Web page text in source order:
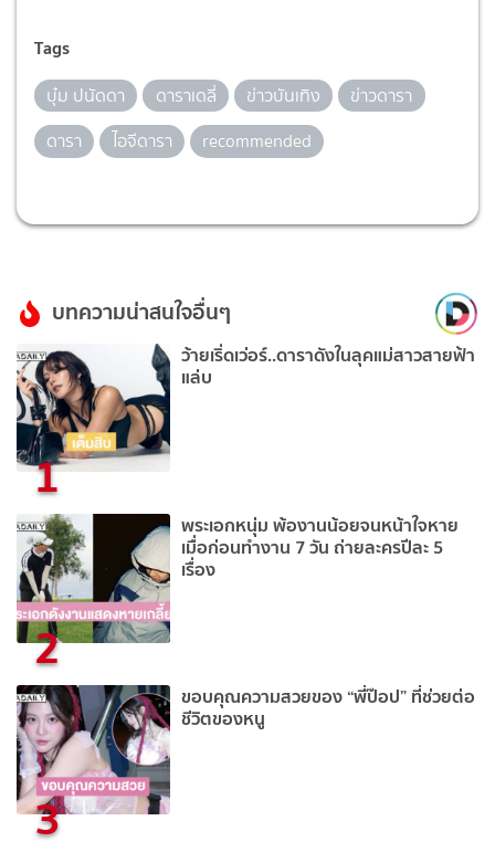
Tags
บุ๋ม ปนัดดา ดาราเดลี่ ข่าวบันเทิง
ข่าวดารา
ดารา
ไอจีดารา recommended
บทความน่าสนใจอื่นๆ
1
ว้ายเริ่ดเว่อร์..ดาราดังในลุคแม่สาวสายฟ้า
แล่บ
2
พระเอกหนุ่ม พ้องานน้อยจนหน้าใจหาย
เมื่อก่อนทำงาน 7 วัน ถ่ายละครปีละ 5
เรื่อง
3
ขอบคุณความสวยของ “พี่ป๊อป” ที่ช่วยต่อ
ชีวิตของหนู